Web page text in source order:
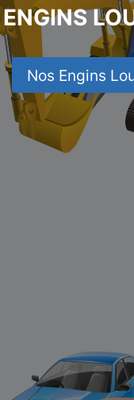
ENGINS
Nos Engins